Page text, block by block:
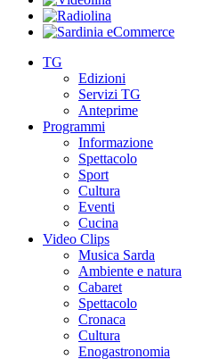
TG
Edizioni
Servizi TG
Anteprime
Programmi
Informazione
Spettacolo
Sport
Cultura
Eventi
Cucina
Video Clips
Musica Sarda
Ambiente e natura
Cabaret
Spettacolo
Cronaca
Cultura
Enogastronomia